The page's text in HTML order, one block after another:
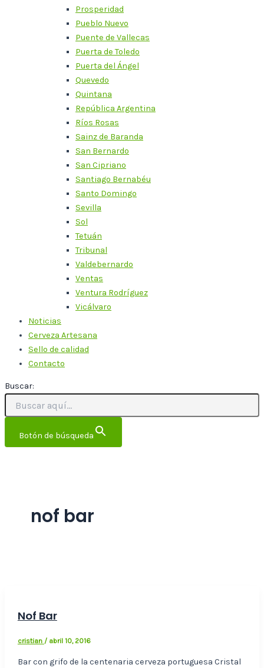
Prosperidad
Pueblo Nuevo
Puente de Vallecas
Puerta de Toledo
Puerta del Ángel
Quevedo
Quintana
República Argentina
Ríos Rosas
Sainz de Baranda
San Bernardo
San Cipriano
Santiago Bernabéu
Santo Domingo
Sevilla
Sol
Tetuán
Tribunal
Valdebernardo
Ventas
Ventura Rodríguez
Vicálvaro
Noticias
Cerveza Artesana
Sello de calidad
Contacto
Buscar:
Botón de búsqueda
nof bar
Nof Bar
cristian / abril 10, 2016
Bar con grifo de la centenaria cerveza portuguesa Cristal